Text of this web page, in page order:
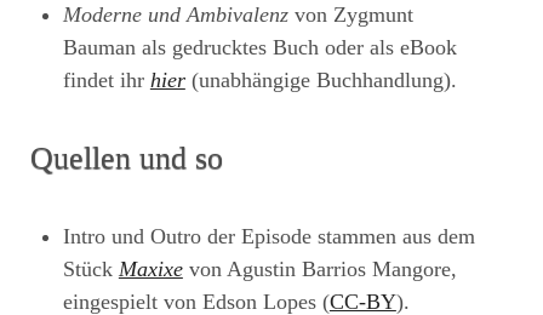
Moderne und Ambivalenzvon Zygmunt
Bauman als gedrucktes Buch oder als eBook
findet ihr hier (unabhängige Buchhandlung).
Quellen und so
Intro und Outro der Episode stammen aus dem
Stück Maxixe von Agustin Barrios Mangore,
eingespielt von Edson Lopes (CC-BY).